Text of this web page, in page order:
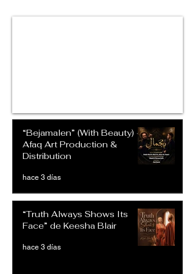
“Bejamalen” (With Beauty) –
Afaq Art Production &
Distribution
hace 3 días
“Truth Always Shows Its
Face” de Keesha Blair
hace 3 días